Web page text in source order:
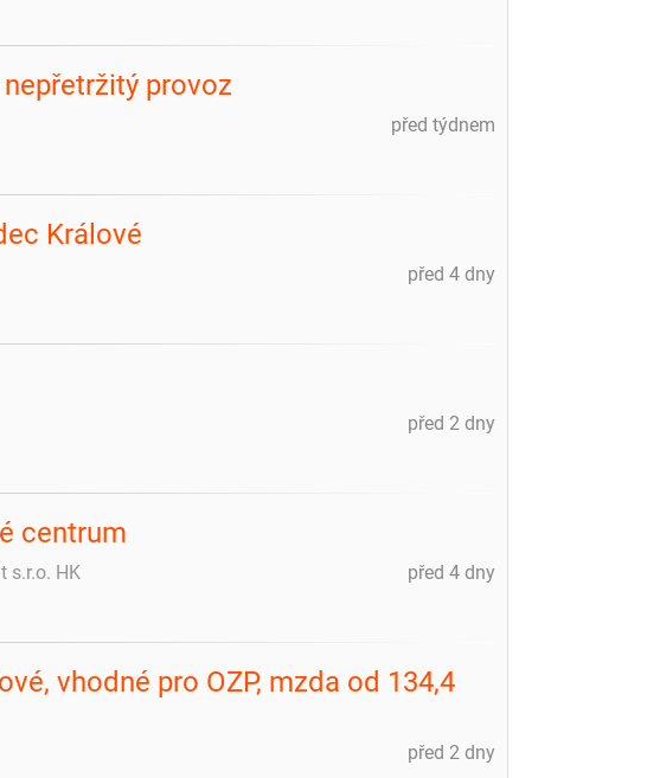
provoz
před týdnem
Králové
před 4 dny
před 2 dny
centrum
před 4 dny
s.r.o. HK
vhodné pro OZP, mzda od 134,4
před 2 dny